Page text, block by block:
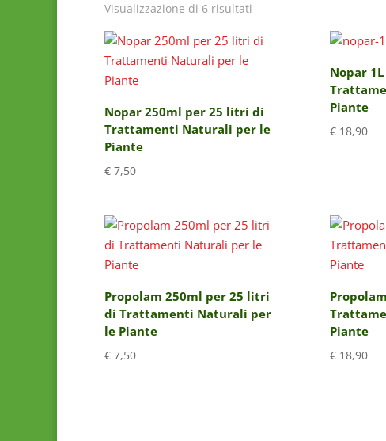
Visualizzazione di 6 risultati
Nopar 250ml per 25 litri di
Trattamenti Naturali per le
Piante
€ 7,50
Nopar
Piante
€18,90
Propolam 250ml per 25 litri
di Trattamenti Naturali per
le Piante
€ 7,50
Piante
€18,90